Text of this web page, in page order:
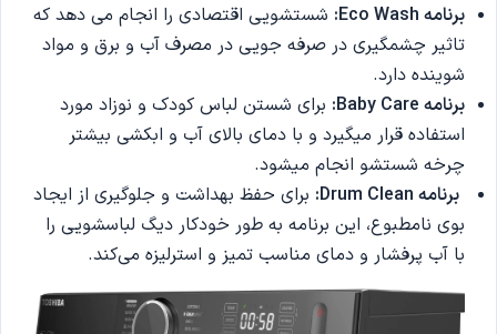
برنامه Eco Wash:
شستشویی اقتصادی را انجام می دهد که
تاثیر چشمگیری در صرفه جویی در مصرف آب و برق و مواد
شوینده دارد.
برنامه Baby Care:
برای شستن لباس کودک و نوزاد مورد
استفاده قرار میگیرد و با دمای بالای آب و ابکشی بیشتر
چرخه شستشو انجام میشود.
برنامه Drum Clean:
برای حفظ بهداشت و جلوگیری از ایجاد
بوی نامطبوع، این برنامه به طور خودکار دیگ لباسشویی را
با آب پرفشار و دمای مناسب تمیز و استرلیزه می‌کند.